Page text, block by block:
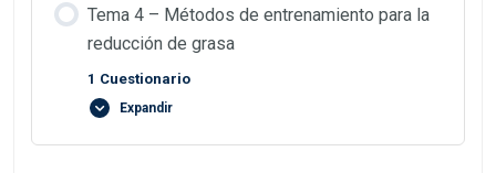
Tema 4 – Métodos de entrenamiento para la
reducción de grasa
1 Cuestionario
Expandir